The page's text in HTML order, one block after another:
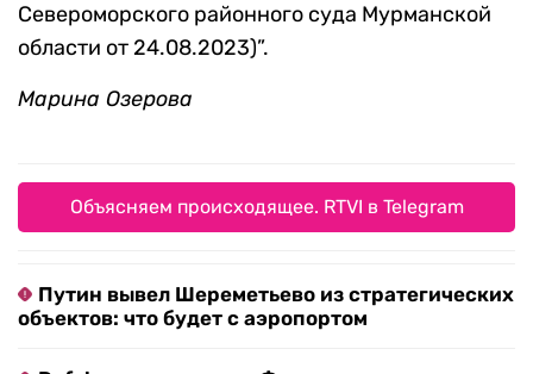
Североморского районного суда Мурманской
области от 24.08.2023)”.
Марина Озерова
Объясняем происходящее. RTVI в Telegram
Путин вывел Шереметьево из стратегических
объектов: что будет с аэропортом